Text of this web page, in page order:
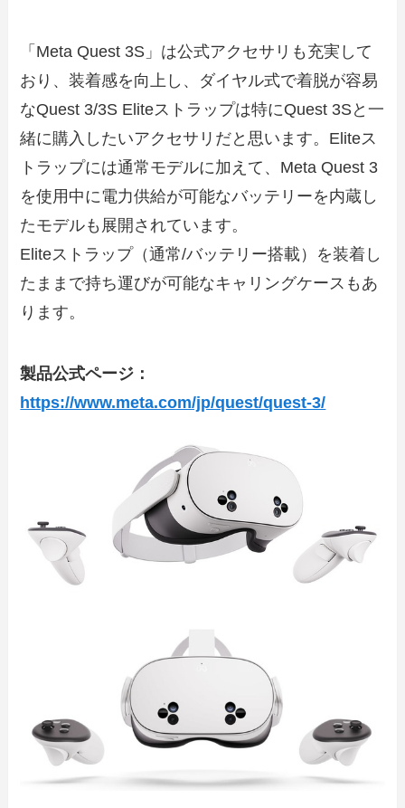
「Meta Quest 3S」は公式アクセサリも充実して
おり、装着感を向上し、ダイヤル式で着脱が容易
なQuest 3/3S Eliteストラップは特にQuest 3Sと一
緒に購入したいアクセサリだと思います。Eliteス
トラップには通常モデルに加えて、Meta Quest 3
を使用中に電力供給が可能なバッテリーを内蔵し
たモデルも展開されています。
Eliteストラップ（通常/バッテリー搭載）を装着し
たままで持ち運びが可能なキャリングケースもあ
ります。
製品公式ページ：
https://www.meta.com/jp/quest/quest-3/